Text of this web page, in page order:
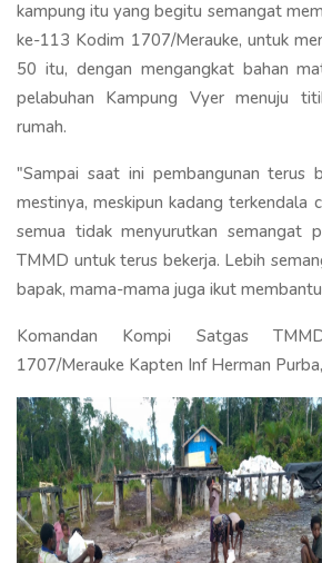
kampung itu yang begitu semangat
ke-113 Kodim 1707/Merauke, untuk
50 itu, dengan mengangkat bahan
pelabuhan Kampung Vyer menuju
rumah.
"Sampai saat ini pembangunan terus
mestinya, meskipun kadang terkendala
semua tidak menyurutkan semangat
TMMD untuk terus bekerja. Lebih
bapak, mama-mama juga ikut
Komandan Kompi Satgas
1707/Merauke Kapten Inf Herman